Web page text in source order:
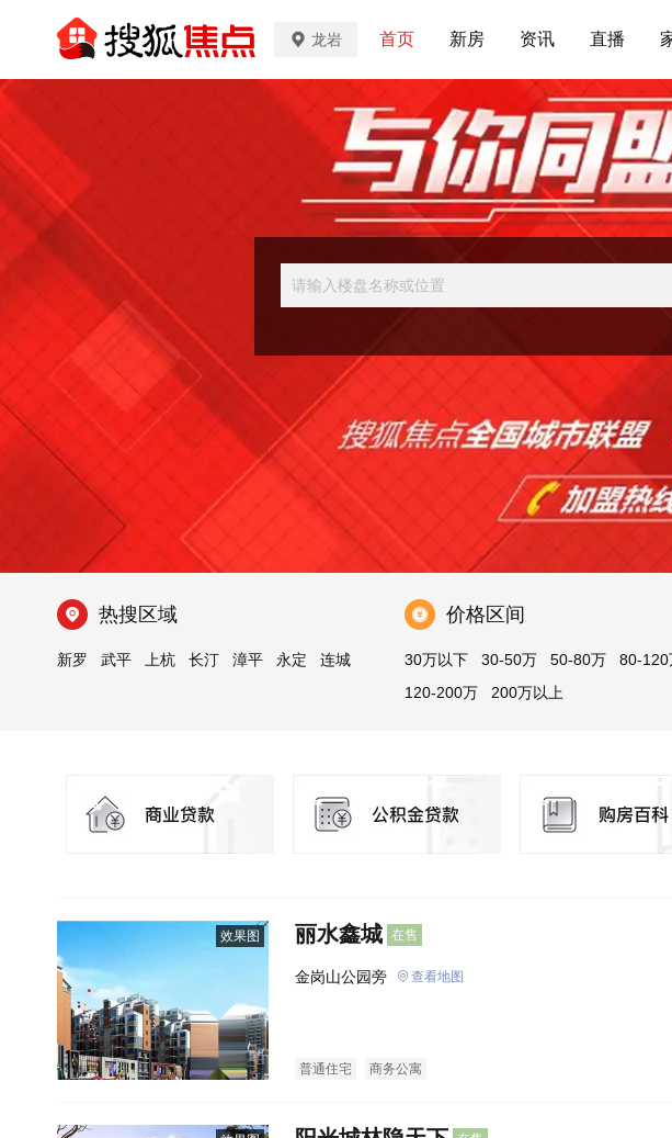
龙岩 首页 新房 资讯 直播
热搜区域
新罗 武平 上杭 长汀 漳平 永定 连城
价格区间
30万以下 30-50万 50-80万
80-120
120-200万
200万以上
效果图 丽水鑫城 在售
金岗山公园旁 查看地图
普通住宅 商务公寓